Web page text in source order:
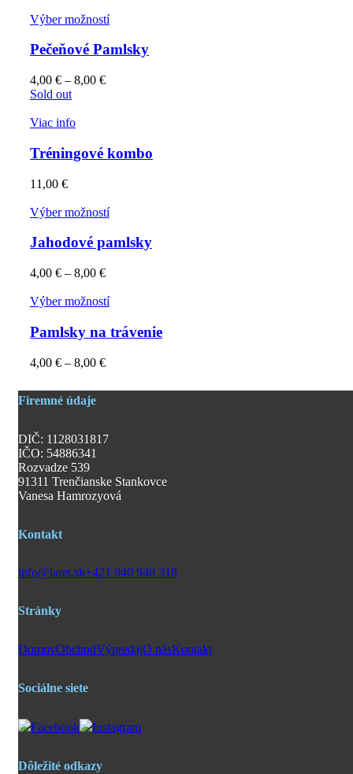
Výber možností
Pečeňové Pamlsky
4,00 € – 8,00 €
Sold out
Viac info
Tréningové kombo
11,00 €
Výber možností
Jahodové pamlsky
4,00 € – 8,00 €
Výber možností
Pamlsky na trávenie
4,00 € – 8,00 €
Firemné údaje
DIČ: 1128031817
IČO: 54886341
Rozvadze 539
91311 Trenčianske Stankovce
Vanesa Hamrozyová
Kontakt
info@laret.sk+421 940 948 318
Stránky
DomovObchodVýpredajO násKontakt
Sociálne siete
Facebook Instagram
Dôležité odkazy